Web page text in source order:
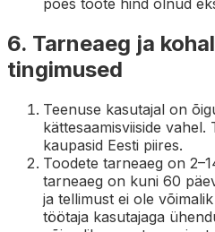
poes toote hind olnud
6. Tarneaeg ja
tingimused
Teenuse kasutajal on
kättesaamisviiside
kaupasid Eesti piires.
Toodete tarneaeg on
tarneaeg on kuni 60
ja tellimust ei ole
töötaja kasutajaga